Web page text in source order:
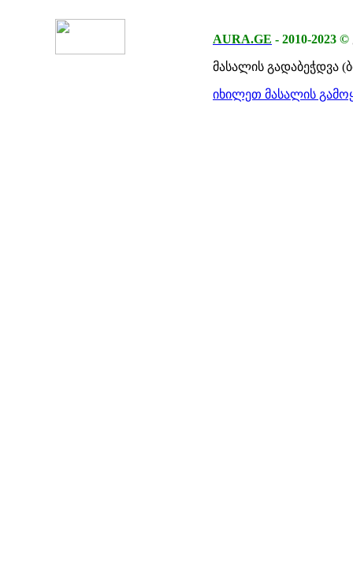
AURA.GE - 2010-2023 ©
მასალის გადაბეჭდვა
იხილეთ მასალის